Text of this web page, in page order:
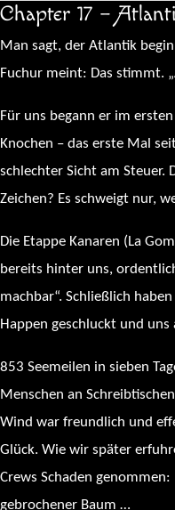
Chapter 17 –
Man sagt, der Atlantik
Fuchur meint: Das stimmt.
Für uns begann er im
Knochen – das erste Mal
schlechter Sicht am Steuer.
Zeichen? Es schweigt nur,
Die Etappe Kanaren (La
bereits hinter uns,
machbar“. Schließlich
Happen geschluckt und
853 Seemeilen in sieben
Menschen an
Wind war freundlich und
Glück. Wie wir später
Crews Schaden
gebrochener Baum …